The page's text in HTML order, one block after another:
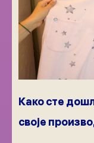
Како сте
своје